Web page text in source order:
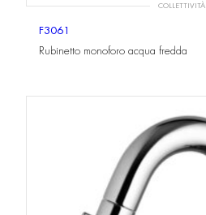
COLLETTIVITÀ
F3061
Rubinetto monoforo acqua fredda